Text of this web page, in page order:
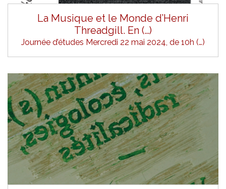
La Musique et le Monde d’Henri
Threadgill. En (…)
Journée d’études Mercredi 22 mai 2024, de 10h (…)